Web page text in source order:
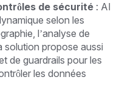
de sécurité : AI
selon les
l’analyse de
propose aussi
de guardrails pour les
les données